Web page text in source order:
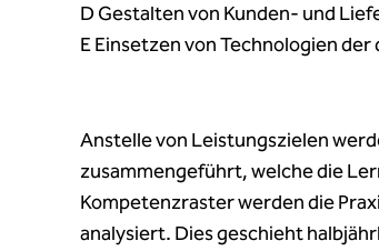
D Gestalten von Kunden- und
E Einsetzen von Technologien
Anstelle von Leistungszielen
zusammengeführt, welche die
Kompetenzraster werden die
analysiert. Dies geschieht